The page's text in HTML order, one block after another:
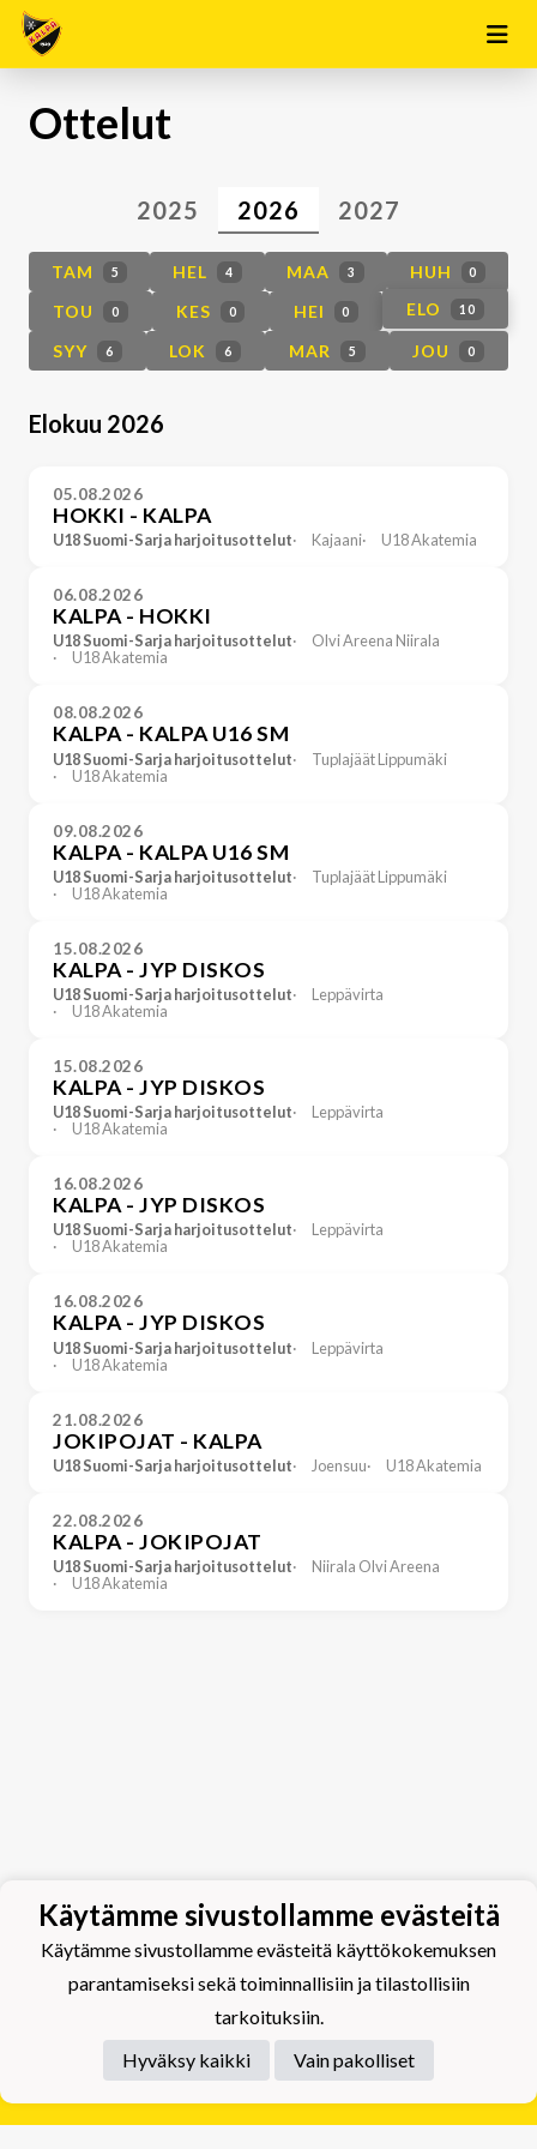
Ottelut
2025 2026 2027
TAM 5 HEL 4 MAA 3 HUH 0
TOU 0 KES 0 HEI 0 ELO 10
SYY 6 LOK 6 MAR 5 JOU 0
Elokuu 2026
05.08.2026
HOKKI - KALPA
U18 Suomi-Sarja harjoitusottelut Kajaani U18 Akatemia
06.08.2026
KALPA - HOKKI
U18 Suomi-Sarja harjoitusottelut
Olvi Areena Niirala
U18 Akatemia
08.08.2026
KALPA - KALPA U16 SM
U18 Suomi-Sarja harjoitusottelut
Tuplajäät Lippumäki
U18 Akatemia
09.08.2026
KALPA - KALPA U16 SM
U18 Suomi-Sarja harjoitusottelut
Tuplajäät Lippumäki
U18 Akatemia
15.08.2026
KALPA - JYP DISKOS
U18 Suomi-Sarja harjoitusottelut
Leppävirta
U18 Akatemia
15.08.2026
KALPA - JYP DISKOS
U18 Suomi-Sarja harjoitusottelut
Leppävirta
U18 Akatemia
16.08.2026
KALPA - JYP DISKOS
U18 Suomi-Sarja harjoitusottelut
Leppävirta
U18 Akatemia
16.08.2026
KALPA - JYP DISKOS
U18 Suomi-Sarja harjoitusottelut
Leppävirta
U18 Akatemia
21.08.2026
JOKIPOJAT - KALPA
U18 Suomi-Sarja harjoitusottelut Joensuu U18 Akatemia
22.08.2026
KALPA - JOKIPOJAT
U18 Suomi-Sarja harjoitusottelut
Niirala Olvi Areena
U18 Akatemia
Tietosuojaseloste
Käytämme sivustollamme evästeitä
Käytämme sivustollamme evästeitä käyttökokemuksen
parantamiseksi sekä toiminnallisiin ja tilastollisiin
tarkoituksiin.
Hyväksy kaikki
Vain pakolliset